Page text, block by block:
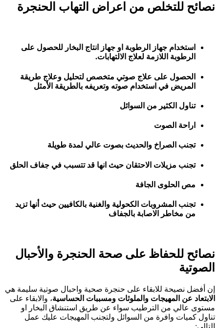
نصائح للتخلص من اعراض التهاب الحنجرة
استخدام جهاز الرطوبة او جهاز انتاج البخار للحصول على
الرطوبة اللازمة لعلاج الالتهابات.
الحصول على علاج صوتي متخصص لتحليل وعلاج طريقة
المريض في استخدام صوته وتعريفه بالطريقة الأمثل
تناول الكثير من السوائل
اراحة الصوت
تجنب الصراخ والحديث بصوت عالي لمدة طويلة
تجنب مزيلات الاحتقان حيث انها قد تتسبب في جفاف الحلق
مص الحلوى الجافة
تجنب المشروبات الكحولية والغنية بالكافيين حيث أنها تزيد
من مخاطر الاصابة بالجفاف
نصائح للحفاظ على صحة الحنجرة والأحبال
الصوتية
إن أفضل نصيحة للابقاء على حنجرة صحية واحبال صوتية سليمة هي
الابتعاد عن المهيجات والملوثات ومسببات الحساسية، والابقاء على
مستوى عالي من الترطيب سواء عن طريق استنشاق البخار او
تناول كميات وافرة من السوائل ولتجنب المهيجات عليك عمل